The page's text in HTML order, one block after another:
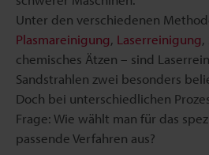
Unter den verschiedenen
Plasmareinigung, Laserreinigung,
chemisches Ätzen – sind
Sandstrahlen zwei besonders
Doch bei unterschiedlichen
Frage: Wie wählt man für das
passende Verfahren aus?